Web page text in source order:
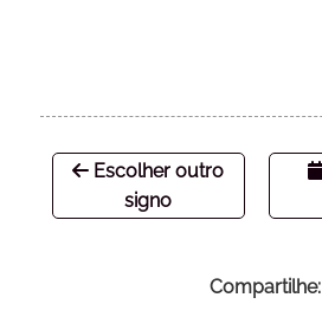
Escolher outro
signo
Compartilhe: